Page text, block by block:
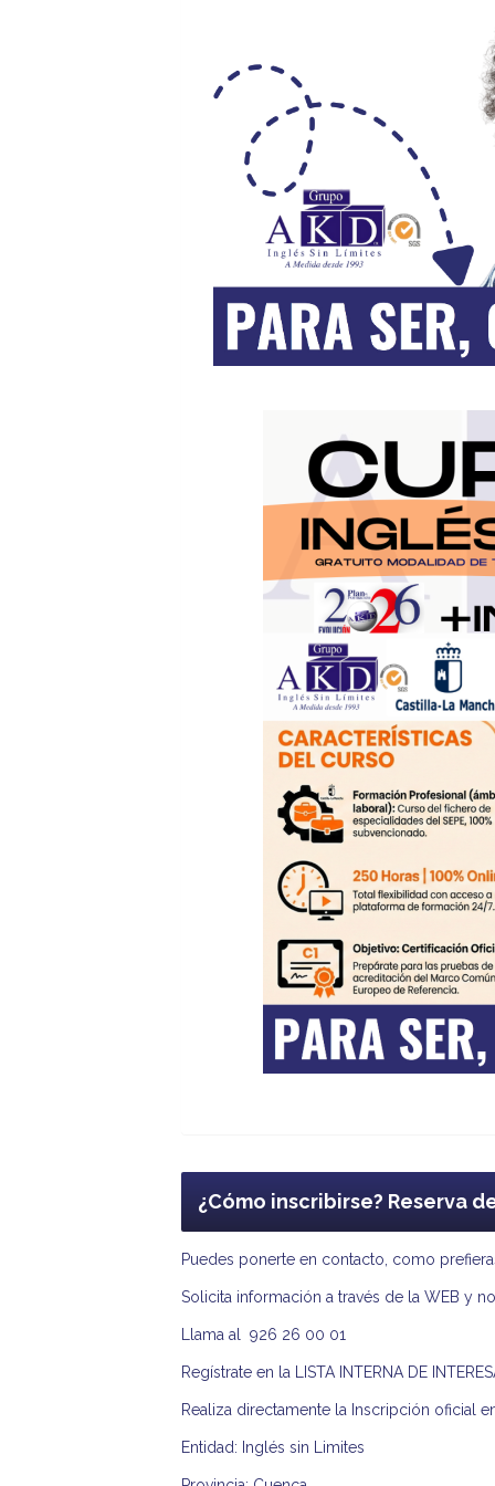
¿Cómo inscribirse? Reserva
Puedes ponerte en contacto, como
Solicita información a través de la WEB y
Llama al 926 26 00 01
Regístrate en la LISTA INTERNA DE
Realiza directamente la Inscripción oficial
Entidad: Inglés sin Limites